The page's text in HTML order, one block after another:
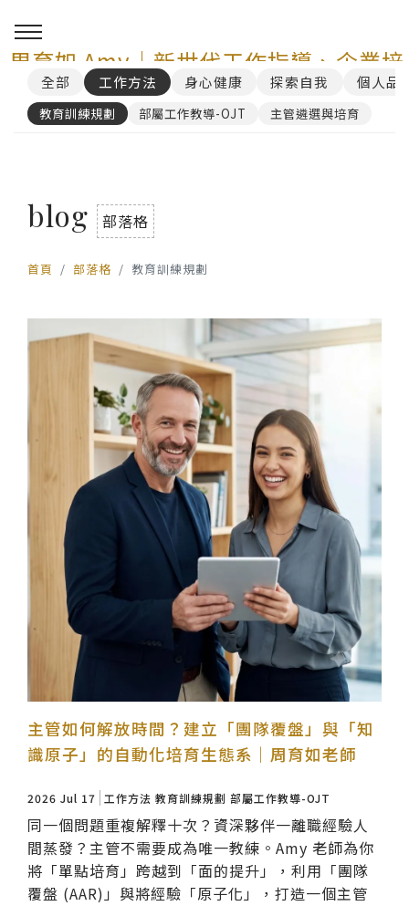
周育如 Amy｜新世代工作指導、企業培
訓與 AI 講師顧問服務
全部 工作方法 身心健康 探索自我 個人品
教育訓練規劃 部屬工作教導-OJT 主管遴選與培育
blog 部落格
首頁 部落格 教育訓練規劃
主管如何解放時間？建立「團隊覆盤」與「知
識原子」的自動化培育生態系｜周育如老師
2026 Jul 17 工作方法 教育訓練規劃 部屬工作教導-OJT
同一個問題重複解釋十次？資深夥伴一離職經驗人
間蒸發？主管不需要成為唯一教練。Amy 老師為你
將「單點培育」跨越到「面的提升」，利用「團隊
覆盤 (AAR)」與將經驗「原子化」，打造一個主管